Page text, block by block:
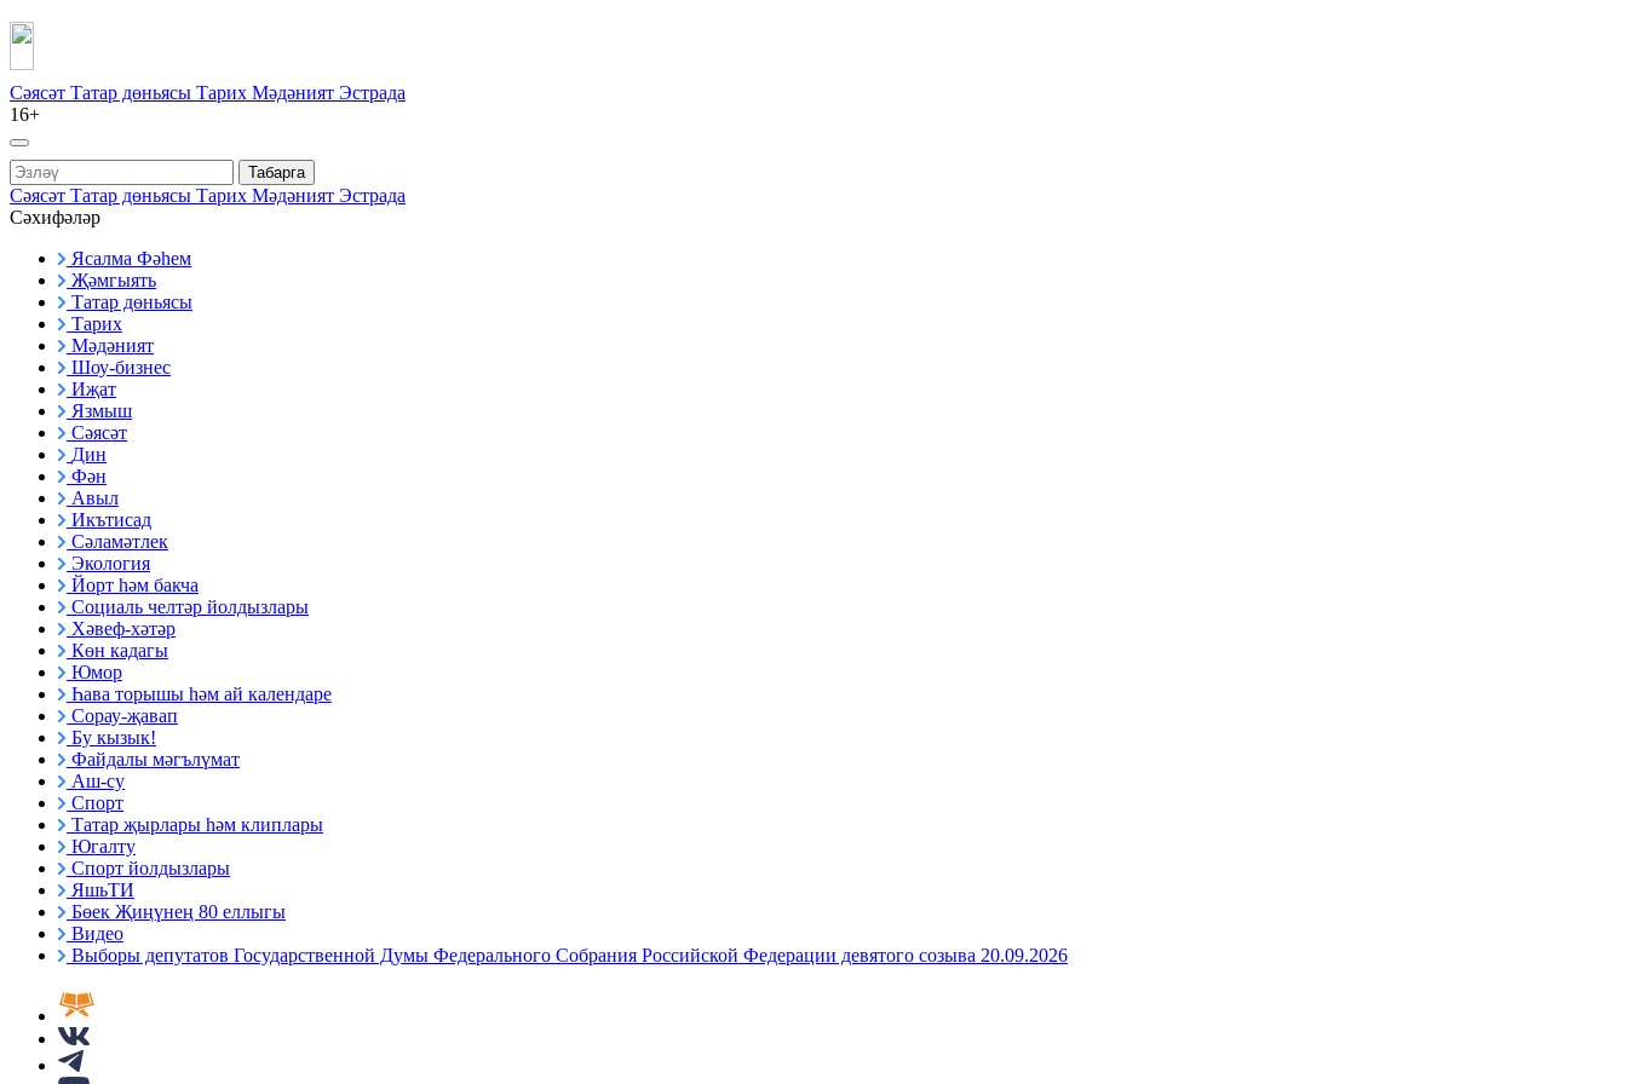
Сәясәт Татар дөньясы Тарих Мәдәният Эстрада
16+
Табарга
Сәясәт Татар дөньясы Тарих Мәдәният Эстрада
Сәхифәләр
Ясалма Фәһем
Җәмгыять
Татар дөньясы
Тарих
Мәдәният
Шоу-бизнес
Иҗат
Язмыш
Сәясәт
Дин
Фән
Авыл
Икътисад
Сәламәтлек
Экология
Йорт һәм бакча
Социаль челтәр йолдызлары
Хәвеф-хәтәр
Көн кадагы
Юмор
Һава торышы һәм ай календаре
Сорау-җавап
Бу кызык!
Файдалы мәгълүмат
Аш-су
Спорт
Татар җырлары һәм клиплары
Югалту
Спорт йолдызлары
ЯшьТИ
Бөек Җиңүнең 80 еллыгы
Видео
Выборы депутатов Государственной Думы Федерального Собрания Российской Федерации девятого созыва 20.09.2026